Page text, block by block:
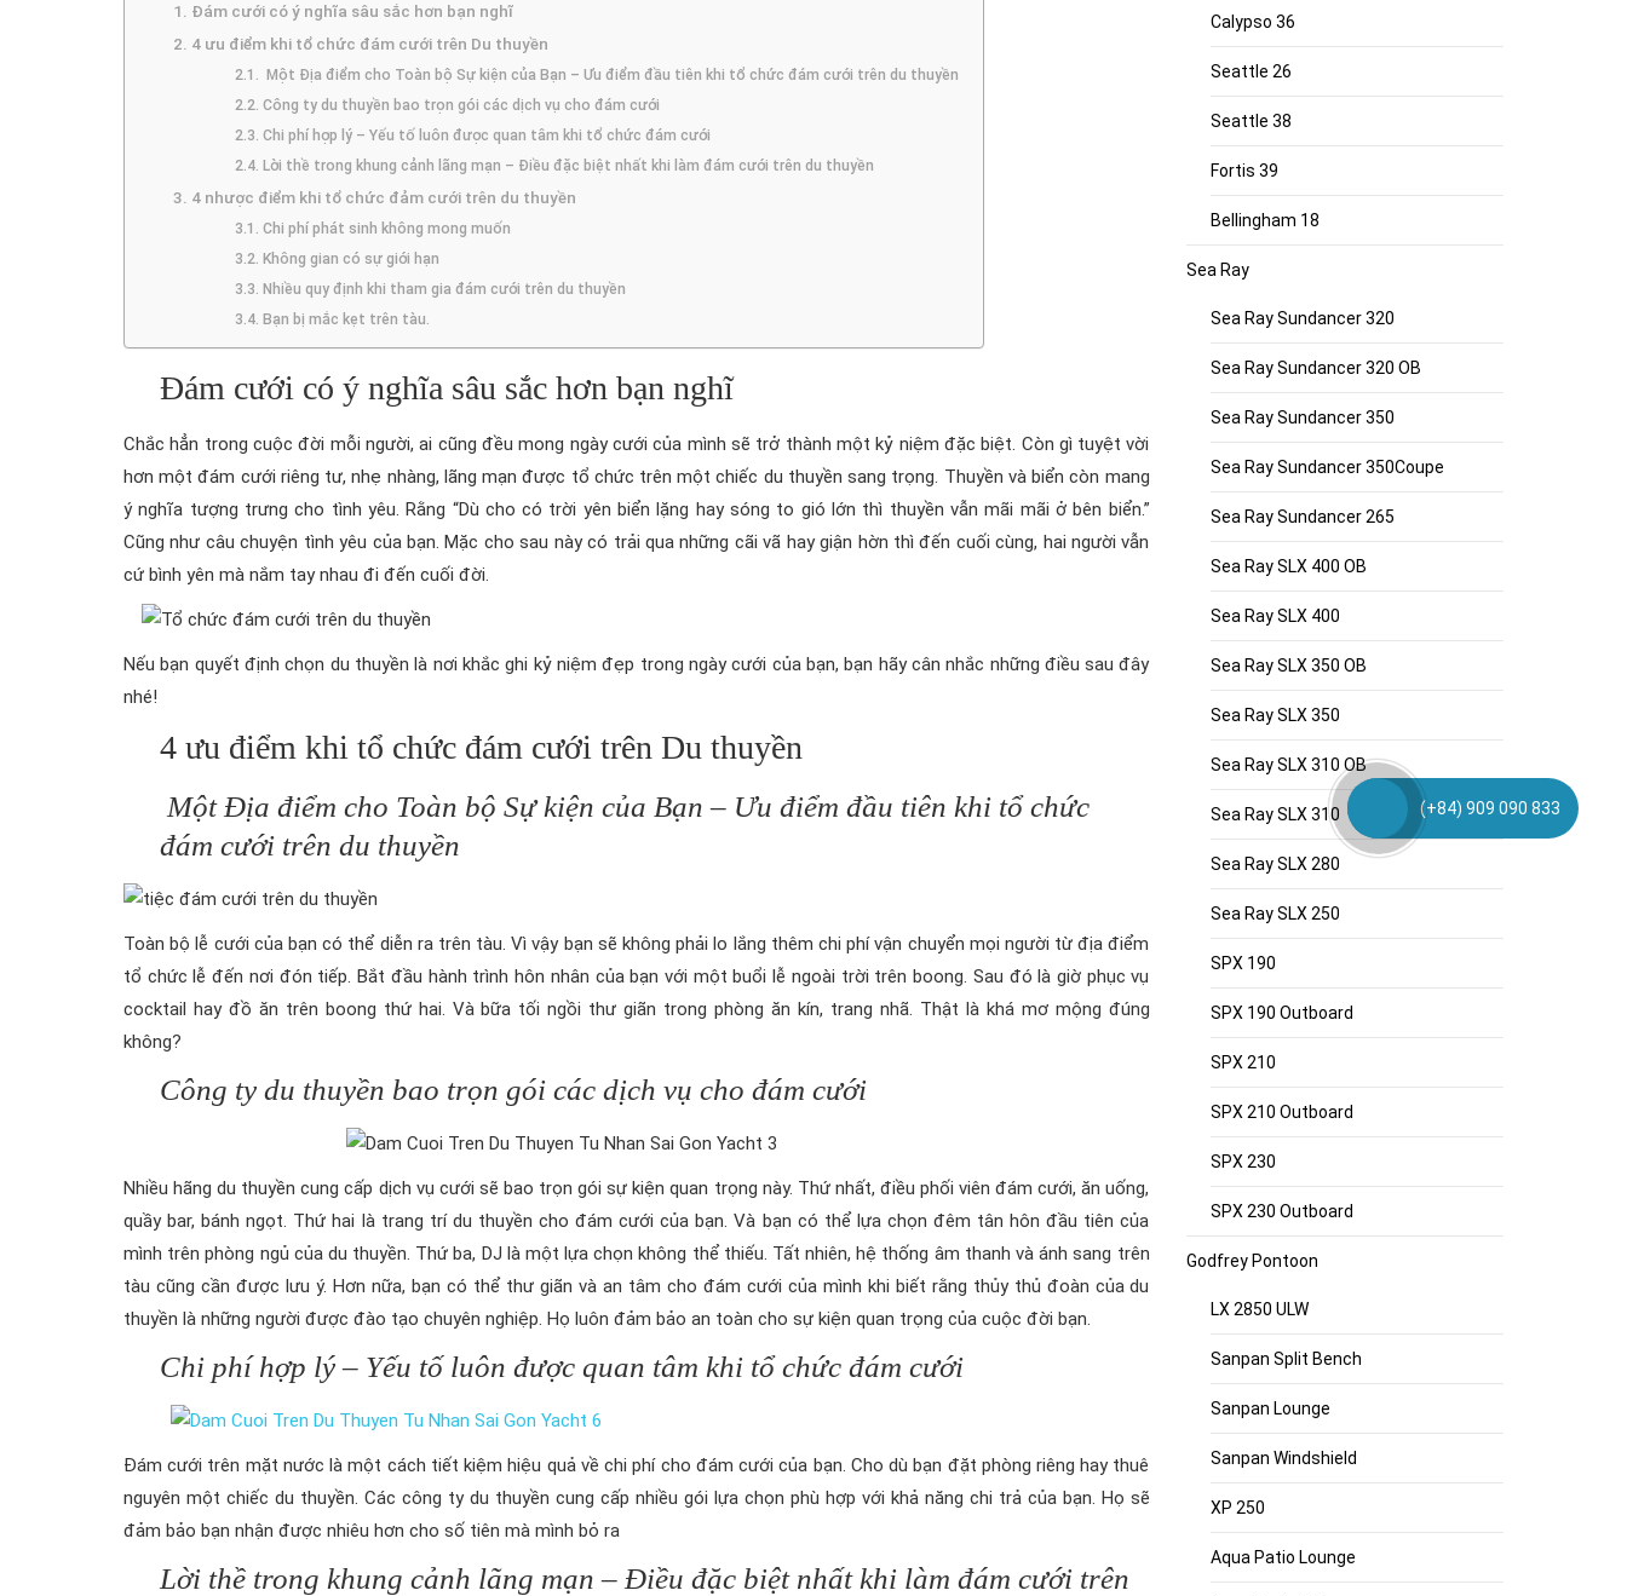
Đám cưới có ý nghĩa sâu sắc hơn bạn nghĩ
4 ưu điểm khi tổ chức đám cưới trên Du thuyền
Một Địa điểm cho Toàn bộ Sự kiện của Bạn – Ưu điểm đầu tiên khi tổ chức đám cưới trên du thuyền
Công ty du thuyền bao trọn gói các dịch vụ cho đám cưới
Chi phí hợp lý – Yếu tố luôn được quan tâm khi tổ chức đám cưới
Lời thề trong khung cảnh lãng mạn – Điều đặc biệt nhất khi làm đám cưới trên du thuyền
4 nhược điểm khi tổ chức đảm cưới trên du thuyền
Chi phí phát sinh không mong muốn
Không gian có sự giới hạn
Nhiều quy định khi tham gia đám cưới trên du thuyền
Bạn bị mắc kẹt trên tàu.
Đám cưới có ý nghĩa sâu sắc hơn bạn nghĩ
Chắc hẳn trong cuộc đời mỗi người, ai cũng đều mong ngày cưới của mình sẽ trở thành một kỷ niệm đặc biệt. Còn gì tuyệt vời
hơn một đám cưới riêng tư, nhẹ nhàng, lãng mạn được tổ chức trên một chiếc du thuyền sang trọng. Thuyền và biển còn mang
ý nghĩa tượng trưng cho tình yêu. Rằng “Dù cho có trời yên biển lặng hay sóng to gió lớn thì thuyền vẫn mãi mãi ở bên biển.”
Cũng như câu chuyện tình yêu của bạn. Mặc cho sau này có trải qua những cãi vã hay giận hờn thì đến cuối cùng, hai người vẫn
cứ bình yên mà nắm tay nhau đi đến cuối đời.
Nếu bạn quyết định chọn du thuyền là nơi khắc ghi kỷ niệm đẹp trong ngày cưới của bạn, bạn hãy cân nhắc những điều sau đây
nhé!
4 ưu điểm khi tổ chức đám cưới trên Du thuyền
Một Địa điểm cho Toàn bộ Sự kiện của Bạn – Ưu điểm đầu tiên khi tổ chức
đám cưới trên du thuyền
Toàn bộ lễ cưới của bạn có thể diễn ra trên tàu. Vì vậy bạn sẽ không phải lo lắng thêm chi phí vận chuyển mọi người từ địa điểm
tổ chức lễ đến nơi đón tiếp. Bắt đầu hành trình hôn nhân của bạn với một buổi lễ ngoài trời trên boong. Sau đó là giờ phục vụ
cocktail hay đồ ăn trên boong thứ hai. Và bữa tối ngồi thư giãn trong phòng ăn kín, trang nhã. Thật là khá mơ mộng đúng
không?
Công ty du thuyền bao trọn gói các dịch vụ cho đám cưới
Nhiều hãng du thuyền cung cấp dịch vụ cưới sẽ bao trọn gói sự kiện quan trọng này. Thứ nhất, điều phối viên đám cưới, ăn uống,
quầy bar, bánh ngọt. Thứ hai là trang trí du thuyền cho đám cưới của bạn. Và bạn có thể lựa chọn đêm tân hôn đầu tiên của
mình trên phòng ngủ của du thuyền. Thứ ba, DJ là một lựa chọn không thể thiếu. Tất nhiên, hệ thống âm thanh và ánh sang trên
tàu cũng cần được lưu ý. Hơn nữa, bạn có thể thư giãn và an tâm cho đám cưới của mình khi biết rằng thủy thủ đoàn của du
thuyền là những người được đào tạo chuyên nghiệp. Họ luôn đảm bảo an toàn cho sự kiện quan trọng của cuộc đời bạn.
Chi phí hợp lý – Yếu tố luôn được quan tâm khi tổ chức đám cưới
Đám cưới trên mặt nước là một cách tiết kiệm hiệu quả về chi phí cho đám cưới của bạn. Cho dù bạn đặt phòng riêng hay thuê
nguyên một chiếc du thuyền. Các công ty du thuyền cung cấp nhiều gói lựa chọn phù hợp với khả năng chi trả của bạn. Họ sẽ
đảm bảo bạn nhận được nhiêu hơn cho số tiên mà mình bỏ ra
Lời thề trong khung cảnh lãng mạn – Điều đặc biệt nhất khi làm đám cưới trên
Calypso 36
Seattle 26
Seattle 38
Fortis 39
Bellingham 18
Sea Ray
Sea Ray Sundancer 320
Sea Ray Sundancer 320 OB
Sea Ray Sundancer 350
Sea Ray Sundancer 350Coupe
Sea Ray Sundancer 265
Sea Ray SLX 400 OB
Sea Ray SLX 400
Sea Ray SLX 350 OB
Sea Ray SLX 350
Sea Ray SLX 310 OB
Sea Ray SLX 310
Sea Ray SLX 280
Sea Ray SLX 250
SPX 190
SPX 190 Outboard
SPX 210
SPX 210 Outboard
SPX 230
SPX 230 Outboard
Godfrey Pontoon
LX 2850 ULW
Sanpan Split Bench
Sanpan Lounge
Sanpan Windshield
XP 250
Aqua Patio Lounge
(+84) 909 090 833